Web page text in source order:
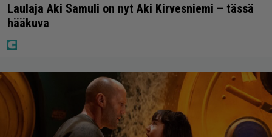
Laulaja Aki Samuli on nyt Aki Kirvesniemi – tässä
hääkuva